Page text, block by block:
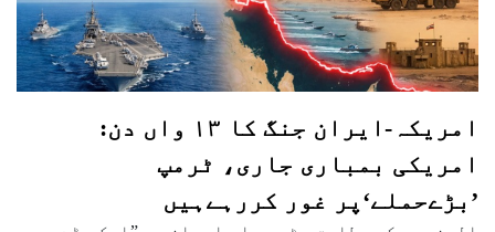
امریکہ-ایران جنگ کا ۱۳ واں دن:
امریکی بمباری جاری، ٹرمپ
’بڑےحملے‘پر غور کررہےہیں